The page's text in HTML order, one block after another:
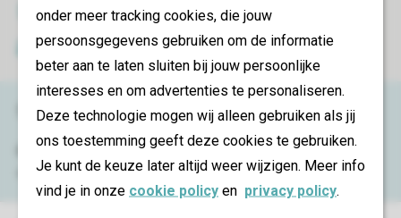
onder meer tracking cookies, die jouw
persoonsgegevens gebruiken om de informatie
beter aan te laten sluiten bij jouw persoonlijke
interesses en om advertenties te personaliseren.
Deze technologie mogen wij alleen gebruiken als jij
ons toestemming geeft deze cookies te gebruiken.
Je kunt de keuze later altijd weer wijzigen. Meer info
vind je in onze cookie policy en privacy policy.
Veilige gegevensoverdracht
Veilige betaling
Service & contact
veelgestelde vragen
contact op met hetContact Center.